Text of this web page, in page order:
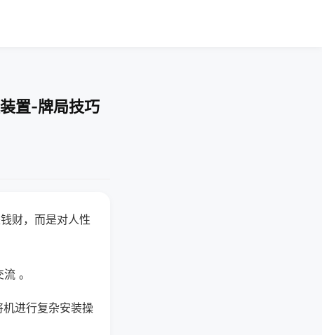
置-牌局技巧
财，而是对人性
。
进行复杂安装操